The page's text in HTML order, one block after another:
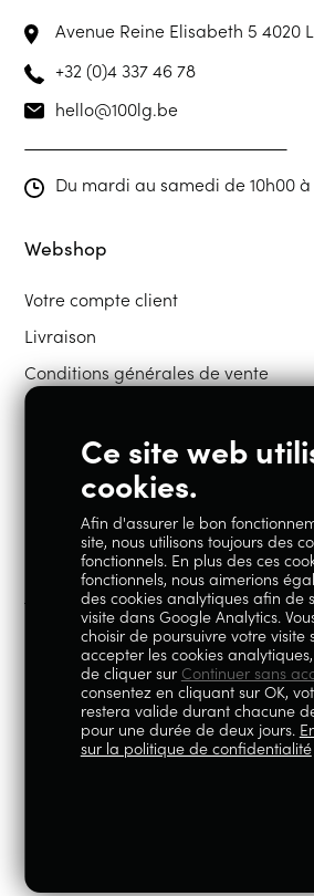
Avenue Reine Elisabeth 54020
+32 (0)4 337 46 78
hello@100lg.be
Du mardi au samedi de 10h00 à
Webshop
Votre compte client
Livraison
Conditions générales de vente
Restons en contact
Instagram Facebook
100% Liégeois est un concept de la
BE0759.717.658, sise Avenue Reine
© 2026
Mentions légales
Ce site web
cookies.
Afin d'assurer le bon
site, nous utilisons toujours des
fonctionnels. En plus des ces
fonctionnels, nous aimerions
des cookies analytiques afin de
visite dans Google Analytics.
choisir de poursuivre votre visite
accepter les cookies
de cliquer sur Continuer sans
consentez en cliquant sur OK,
restera valide durant chacune
pour une durée de deux jours.
sur la politique de confidentialité